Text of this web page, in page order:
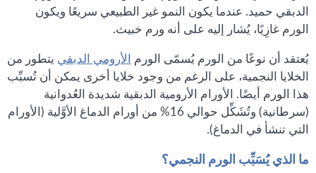
الدبقي حميد. عندما يكون النمو غير الطبيعي سريعًا ويكون
الورم غازِيًا، يُشار إليه على أنه ورم خبيث.
يُعتقد أن نوعًا من الورم يُسمّى الورم الأرومي الدبقي يتطور من
الخلايا النجمية، على الرغم من وجود خلايا أخرى يمكن أن تُسبِّب
هذا الورم أيضًا. الأورام الأرومية الدبقية شديدة العُدوانية
(سرطانية) وتُشَكِّل حوالي 16% من أورام الدماغ الأوَّلية (الأورام
التي تنشأ في الدماغ).
ما الذي يُسَبِّب الورم النجمي؟